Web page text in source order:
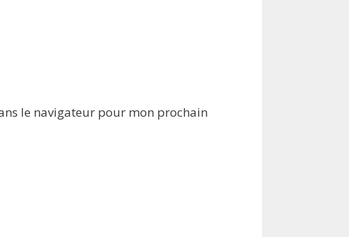
le navigateur pour mon prochain